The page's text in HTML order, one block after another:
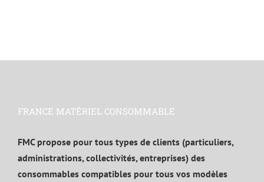
FRANCE MATÉRIEL CONSOMMABLE
FMC propose pour tous types de clients (particuliers,
administrations, collectivités, entreprises) des
consommables compatibles pour tous vos modèles